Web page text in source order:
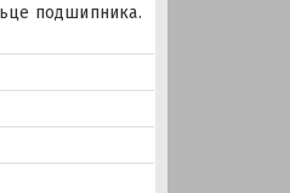
подшипника.